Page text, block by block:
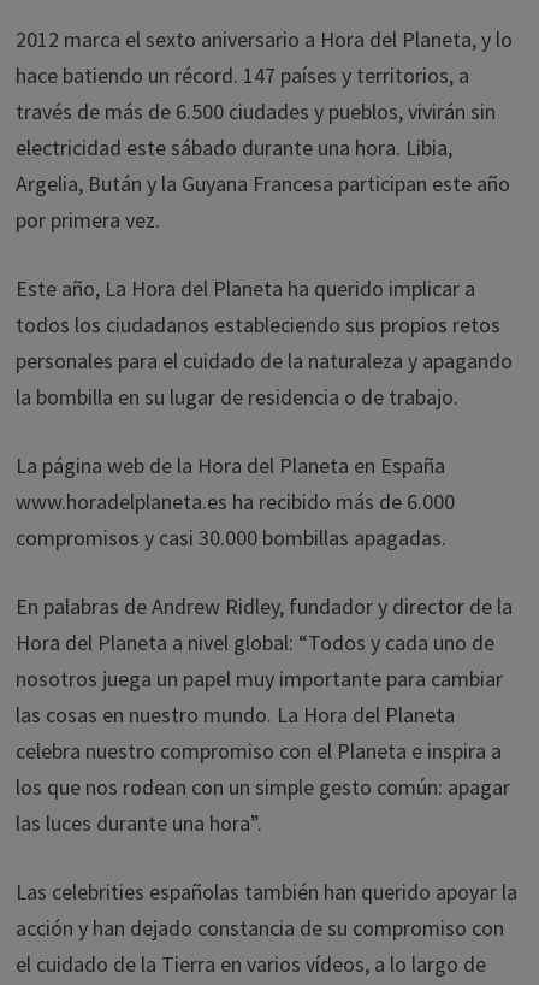
2012 marca el sexto aniversario a Hora del Planeta, y lo
hace batiendo un récord. 147 países y territorios, a
través de más de 6.500 ciudades y pueblos, vivirán sin
electricidad este sábado durante una hora. Libia,
Argelia, Bután y la Guyana Francesa participan este año
por primera vez.
Este año, La Hora del Planeta ha querido implicar a
todos los ciudadanos estableciendo sus propios retos
personales para el cuidado de la naturaleza y apagando
la bombilla en su lugar de residencia o de trabajo.
La página web de la Hora del Planeta en España
www.horadelplaneta.es ha recibido más de 6.000
compromisos y casi 30.000 bombillas apagadas.
En palabras de Andrew Ridley, fundador y director de la
Hora del Planeta a nivel global: “Todos y cada uno de
nosotros juega un papel muy importante para cambiar
las cosas en nuestro mundo. La Hora del Planeta
celebra nuestro compromiso con el Planeta e inspira a
los que nos rodean con un simple gesto común: apagar
las luces durante una hora”.
Las celebrities españolas también han querido apoyar la
acción y han dejado constancia de su compromiso con
el cuidado de la Tierra en varios vídeos, a lo largo de